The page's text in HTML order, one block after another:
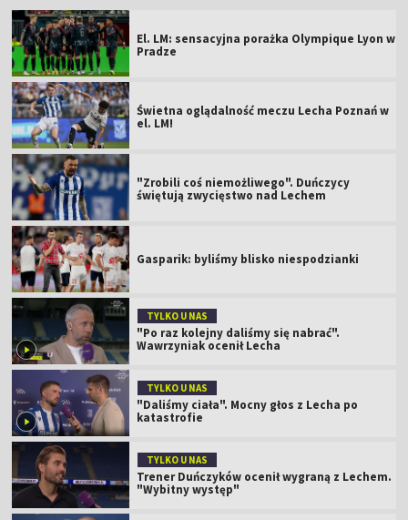
El. LM: sensacyjna porażka Olympique Lyon w
Pradze
Świetna oglądalność meczu Lecha Poznań w
el. LM!
"Zrobili coś niemożliwego". Duńczycy
świętują zwycięstwo nad Lechem
Gasparik: byliśmy blisko niespodzianki
TYLKO U NAS
"Po raz kolejny daliśmy się nabrać".
Wawrzyniak ocenił Lecha
TYLKO U NAS
"Daliśmy ciała". Mocny głos z Lecha po
katastrofie
TYLKO U NAS
Trener Duńczyków ocenił wygraną z Lechem.
"Wybitny występ"